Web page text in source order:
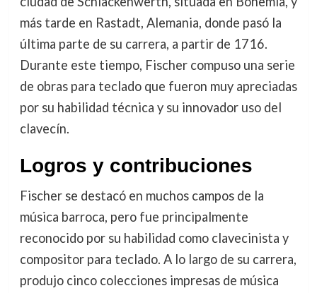
más tarde en Rastadt, Alemania, donde pasó la
última parte de su carrera, a partir de 1716.
Durante este tiempo, Fischer compuso una serie
de obras para teclado que fueron muy apreciadas
por su habilidad técnica y su innovador uso del
clavecín.
Logros y contribuciones
Fischer se destacó en muchos campos de la
música barroca, pero fue principalmente
reconocido por su habilidad como clavecinista y
compositor para teclado. A lo largo de su carrera,
produjo cinco colecciones impresas de música